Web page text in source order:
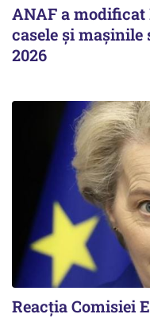
ANAF a modificat
casele și mașinile
2026
Reacția Comisiei